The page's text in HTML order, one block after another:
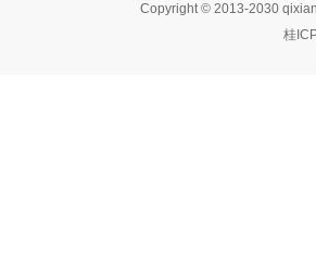
Copyright © 2013-2030
桂